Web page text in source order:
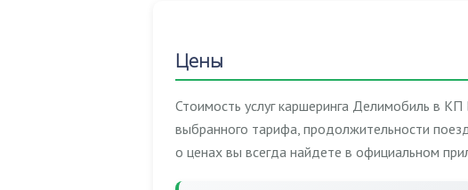
Цены
Стоимость услуг каршеринга Делимобиль в КП
выбранного тарифа, продолжительности
о ценах вы всегда найдете в официальном